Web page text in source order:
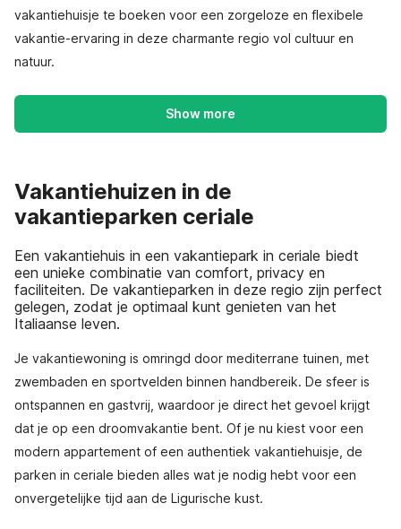
vakantiehuisje te boeken voor een zorgeloze en flexibele
vakantie-ervaring in deze charmante regio vol cultuur en
natuur.
Show more
Vakantiehuizen in de
vakantieparken ceriale
Een vakantiehuis in een vakantiepark in ceriale biedt
een unieke combinatie van comfort, privacy en
faciliteiten. De vakantieparken in deze regio zijn perfect
gelegen, zodat je optimaal kunt genieten van het
Italiaanse leven.
Je vakantiewoning is omringd door mediterrane tuinen, met
zwembaden en sportvelden binnen handbereik. De sfeer is
ontspannen en gastvrij, waardoor je direct het gevoel krijgt
dat je op een droomvakantie bent. Of je nu kiest voor een
modern appartement of een authentiek vakantiehuisje, de
parken in ceriale bieden alles wat je nodig hebt voor een
onvergetelijke tijd aan de Ligurische kust.